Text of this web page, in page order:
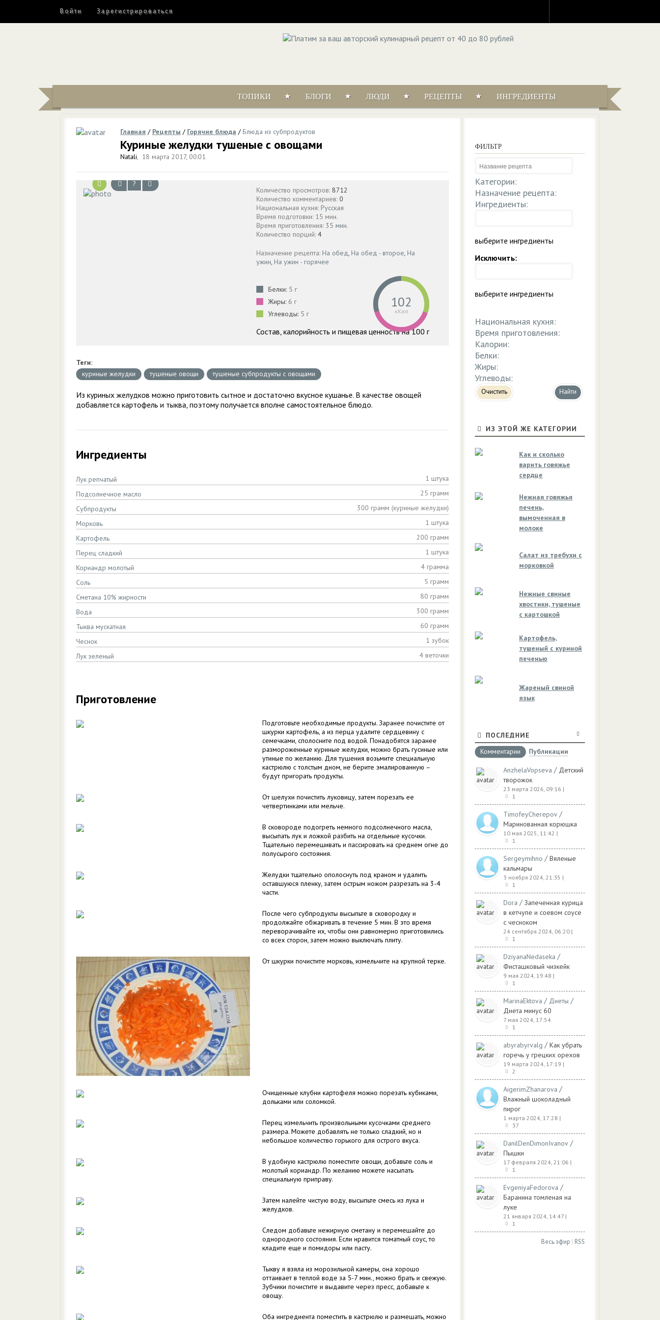
Войти Зарегистрироваться
ТОПИКИ БЛОГИ ЛЮДИ РЕЦЕПТЫ ИНГРЕДИЕНТЫ
Главная / Рецепты / Горячие блюда /Блюда из субпродуктов
Куриные желудки тушеные с овощами
Natali, 18 марта 2017, 00:01
?
Количество просмотров: 8712
Количество комментариев: 0
Национальная кухня: Русская
Время подготовки: 15 мин.
Время приготовления: 35 мин.
Количество порций: 4
Назначение рецепта: На обед, На обед - второе, На
ужин, На ужин - горячее
Белки: 5 г
Жиры: 6 г
Углеводы: 5 г
102
кКал
Состав, калорийность и пищевая ценность на 100 г
Теги:
куриные желудки
тушеные овощи тушеные субпродукты с овощами
Из куриных желудков можно приготовить сытное и достаточно вкусное кушанье. В качестве овощей
добавляется картофель и тыква, поэтому получается вполне самостоятельное блюдо.
Ингредиенты
Лук репчатый
1 штука
Подсолнечное масло
25 грамм
Субпродукты
300 грамм (куриные желудки)
Морковь
1 штука
Картофель
200 грамм
Перец сладкий
1 штука
Кориандр молотый
4 грамма
Соль
5 грамм
Сметана 10% жирности
80 грамм
Вода
300 грамм
Тыква мускатная
60 грамм
Чеснок
1 зубок
Лук зеленый
4 веточки
Приготовление
Подготовьте необходимые продукты. Заранее почистите от
шкурки картофель, а из перца удалите сердцевину с
семечками, сполосните под водой. Понадобятся заранее
размороженные куриные желудки, можно брать гусиные или
утиные по желанию. Для тушения возьмите специальную
кастрюлю с толстым дном, не берите эмалированную –
будут пригорать продукты.
От шелухи почистить луковицу, затем порезать ее
четвертинками или мельче.
В сковороде подогреть немного подсолнечного масла,
высыпать лук и ложкой разбить на отдельные кусочки.
Тщательно перемешивать и пассировать на среднем огне до
полусырого состояния.
Желудки тщательно ополоснуть под краном и удалить
оставшуюся пленку, затем острым ножом разрезать на 3-4
части.
После чего субпродукты высыпьте в сковородку и
продолжайте обжаривать в течение 5 мин. В это время
переворачивайте их, чтобы они равномерно приготовились
со всех сторон, затем можно выключать плиту.
От шкурки почистите морковь, измельчите на крупной терке.
Очищенные клубни картофеля можно порезать кубиками,
дольками или соломкой.
Перец измельчить произвольными кусочками среднего
размера. Можете добавлять не только сладкий, но и
небольшое количество горького для острого вкуса.
В удобную кастрюлю поместите овощи, добавьте соль и
молотый кориандр. По желанию можете насыпать
специальную приправу.
Затем налейте чистую воду, высыпьте смесь из лука и
желудков.
Следом добавьте нежирную сметану и перемешайте до
однородного состояния. Если нравится томатный соус, то
кладите еще и помидоры или пасту.
Тыкву я взяла из морозильной камеры, она хорошо
оттаивает в теплой воде за 5-7 мин., можно брать и свежую.
Зубчики почистите и выдавите через пресс, добавьте к
овощу.
Оба ингредиента поместить в кастрюлю и размешать, можно
ФИЛЬТР
Категории:
Назначение рецепта:
Ингредиенты:
выберите ингредиенты
Исключить:
выберите ингредиенты
Национальная кухня:
Время приготовления:
Калории:
Белки:
Жиры:
Углеводы:
Очистить
ИЗ ЭТОЙ ЖЕ КАТЕГОРИИ
Как и сколько
варить говяжье
сердце
Нежная говяжья
печень,
вымоченная в
молоке
Салат из требухи с
морковкой
Нежные свиные
хвостики, тушеные
с картошкой
Картофель,
тушеный с куриной
печенью
Жареный свиной
язык
ПОСЛЕДНИЕ
Комментарии
Публикации
AnzhelaVopseva / Детский
творожок
23 марта 2026, 09:16 |
1
TimofeyCherepov /
Маринованная корюшка
10 мая 2025, 11:42 |
1
Sergeymihno / Вяленые
кальмары
3 ноября 2024, 21:35 |
1
Dora / Запеченная курица
в кетчупе и соевом соусе
с чесноком
24 сентября 2024, 06:20 |
1
DziyanaNedaseka /
Фисташковый чизкейк
9 мая 2024, 19:48 |
1
MarinaEktova / Диеты /
Диета минус 60
7 мая 2024, 17:54
1
abyrabyrvalg / Как убрать
горечь у грецких орехов
19 марта 2024, 17:19 |
2
AigerimZhanarova /
Влажный шоколадный
пирог
1 марта 2024, 17:28 |
37
DanilDenDimonIvanov /
Пышки
17 февраля 2024, 21:06 |
1
EvgeniyaFedorova /
Баранина томленая на
луке
21 января 2024, 14:47 |
1
Весь эфир | RSS